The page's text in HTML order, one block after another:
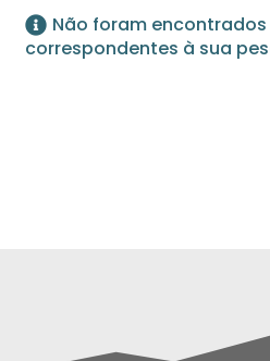
Não foram
correspondentes à sua